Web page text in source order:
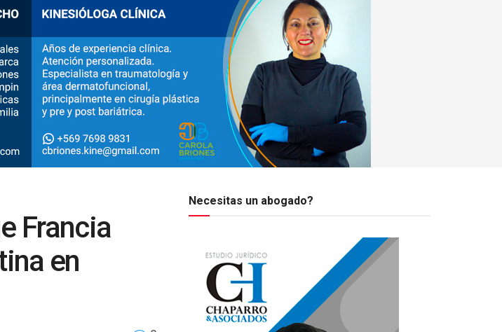
Francia
en
Necesitas un abogado?